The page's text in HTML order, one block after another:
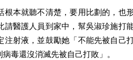
本就聽不清楚，要用比劃的，也
請醫護人員到家中，幫吳淑珍施打
射液，並鼓勵她「不能先被自己
毒還沒消滅先被自己打敗」。